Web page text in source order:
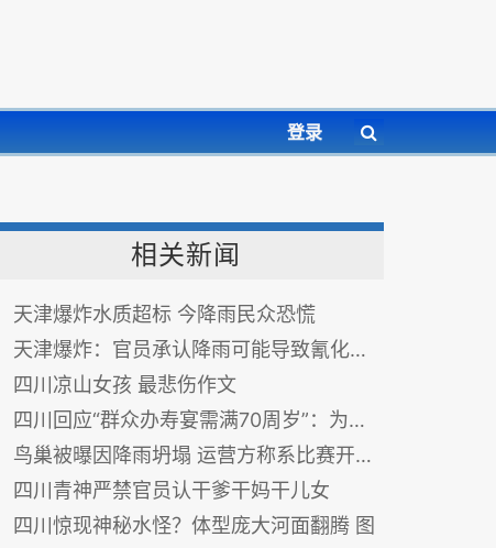
登录
相关新闻
天津爆炸水质超标 今降雨民众恐慌
天津爆炸：官员承认降雨可能导致氰化物逸散
四川凉山女孩 最悲伤作文
四川回应“群众办寿宴需满70周岁”：为指导性文件
鸟巢被曝因降雨坍塌 运营方称系比赛开幕式道具
四川青神严禁官员认干爹干妈干儿女
四川惊现神秘水怪？体型庞大河面翻腾 图